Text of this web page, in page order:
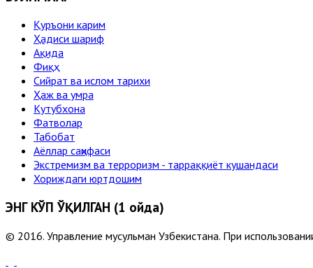
Қуръони карим
Ҳадиси шариф
Ақида
Фиқҳ
Сийрат ва ислом тарихи
Ҳаж ва умра
Кутубхона
Фатволар
Табобат
Аёллар саҳифаси
Экстремизм ва терроризм - тарраққиёт кушандаси
Хориждаги юртдошим
ЭНГ КЎП ЎҚИЛГАН (1 ойда)
© 2016. Управление мусульман Узбекистана. При